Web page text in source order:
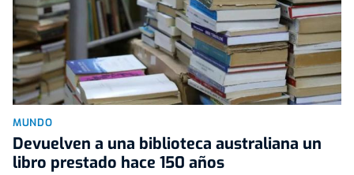
MUNDO
Devuelven a una biblioteca australiana un
libro prestado hace 150 años